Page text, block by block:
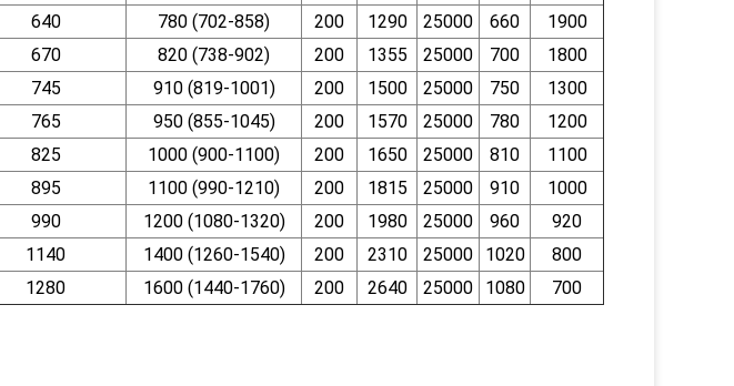
640 780 (702-858) 200 1290 25000 660
1900
670 820 (738-902) 200 1355 25000 700
1800
745 910 (819-1001) 200 1500 25000 750
1300
765 950 (855-1045) 200 1570 25000 780
1200
825 1000 (900-1100) 200 1650 25000 810
1100
895 1100 (990-1210) 200 1815 25000 910
1000
990 1200 (1080-1320) 200 1980 25000 960
920
1140 1400 (1260-1540) 200 2310 25000 1020
800
1280 1600 (1440-1760) 200 2640 25000 1080 700